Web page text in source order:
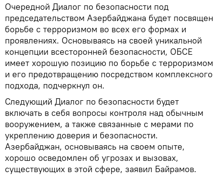
Очередной Диалог по безопасности под
председательством Азербайджана будет посвящен
борьбе с терроризмом во всех его формах и
проявлениях. Основываясь на своей уникальной
концепции всесторонней безопасности, ОБСЕ
имеет хорошую позицию по борьбе с терроризмом
и его предотвращению посредством комплексного
подхода, подчеркнул он.
Следующий Диалог по безопасности будет
включать в себя вопросы контроля над обычным
вооружением, а также связанные с мерами по
укреплению доверия и безопасности.
Азербайджан, основываясь на своем опыте,
хорошо осведомлен об угрозах и вызовах,
существующих в этой сфере, заявил Байрамов.